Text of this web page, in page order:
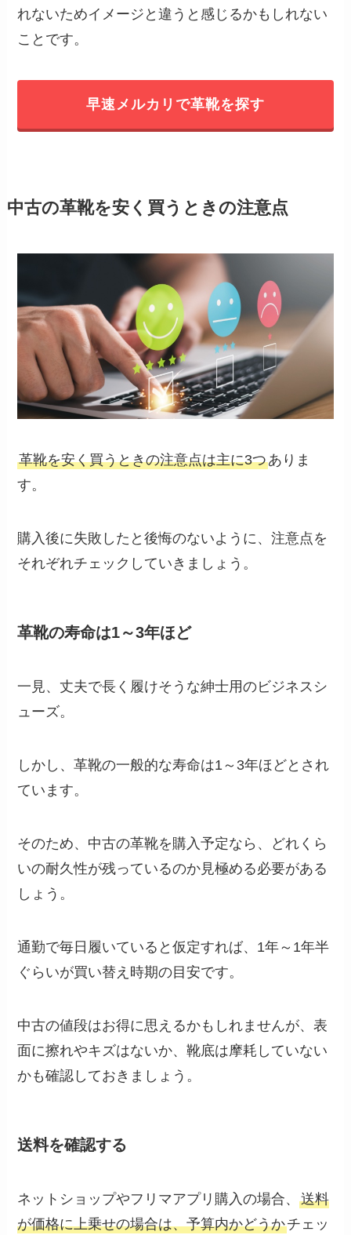
れないためイメージと違うと感じるかもしれない
ことです。
早速メルカリで革靴を探す
中古の革靴を安く買うときの注意点
革靴を安く買うときの注意点は主に3つありま
す。
購入後に失敗したと後悔のないように、注意点を
それぞれチェックしていきましょう。
革靴の寿命は1～3年ほど
一見、丈夫で長く履けそうな紳士用のビジネスシ
ューズ。
しかし、革靴の一般的な寿命は1～3年ほどとされ
ています。
そのため、中古の革靴を購入予定なら、どれくら
いの耐久性が残っているのか見極める必要がある
しょう。
通勤で毎日履いていると仮定すれば、1年～1年半
ぐらいが買い替え時期の目安です。
中古の値段はお得に思えるかもしれませんが、表
面に擦れやキズはないか、靴底は摩耗していない
かも確認しておきましょう。
送料を確認する
ネットショップやフリマアプリ購入の場合、送料
が価格に上乗せの場合は、予算内かどうかチェッ